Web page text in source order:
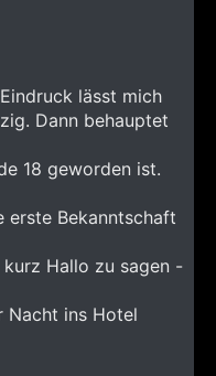
lässt mich
Dann behauptet
18 geworden ist.
erste Bekanntschaft
Hallo zu sagen -
Nacht ins Hotel